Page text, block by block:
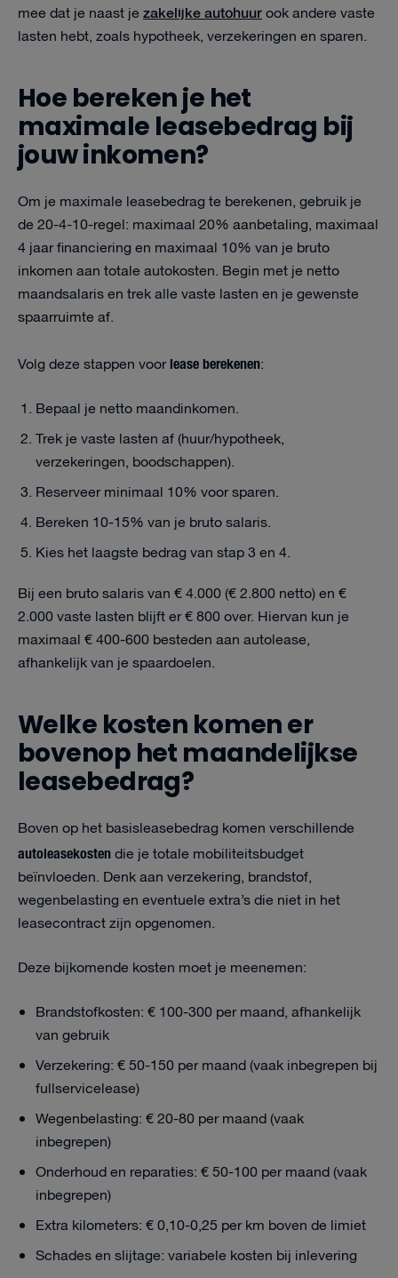
mee dat je naast je zakelijke autohuurook andere vaste
lasten hebt, zoals hypotheek, verzekeringen en sparen.
Hoe bereken je het
maximale leasebedrag bij
jouw inkomen?
Om je maximale leasebedrag te berekenen, gebruik je
de 20-4-10-regel: maximaal 20% aanbetaling, maximaal
4 jaar financiering en maximaal 10% van je bruto
inkomen aan totale autokosten. Begin met je netto
maandsalaris en trek alle vaste lasten en je gewenste
spaarruimte af.
Volg deze stappen voorlease berekenen:
Bepaal je netto maandinkomen.
Trek je vaste lasten af (huur/hypotheek,
verzekeringen, boodschappen).
Reserveer minimaal 10% voor sparen.
Bereken 10-15% van je bruto salaris.
Kies het laagste bedrag van stap 3 en 4.
Bij een bruto salaris van € 4.000 (€ 2.800 netto) en €
2.000 vaste lasten blijft er € 800 over. Hiervan kun je
maximaal € 400-600 besteden aan autolease,
afhankelijk van je spaardoelen.
Welke kosten komen er
bovenop het maandelijkse
leasebedrag?
Boven op het basisleasebedrag komen verschillende
autoleasekostendie je totale mobiliteitsbudget
beïnvloeden. Denk aan verzekering, brandstof,
wegenbelasting en eventuele extra’s die niet in het
leasecontract zijn opgenomen.
Deze bijkomende kosten moet je meenemen:
Brandstofkosten: € 100-300 per maand, afhankelijk
van gebruik
Verzekering: € 50-150 per maand (vaak inbegrepen bij
fullservicelease)
Wegenbelasting: € 20-80 per maand (vaak
inbegrepen)
Onderhoud en reparaties: € 50-100 per maand (vaak
inbegrepen)
Extra kilometers: € 0,10-0,25 per km boven de limiet
Schades en slijtage: variabele kosten bij inlevering